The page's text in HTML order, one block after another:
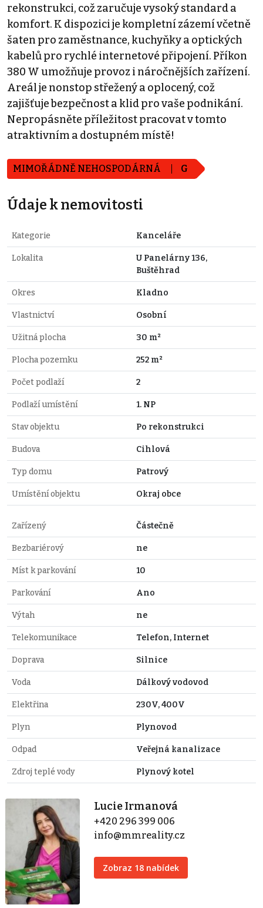
rekonstrukci, což zaručuje vysoký standard a
komfort. K dispozici je kompletní zázemí včetně
šaten pro zaměstnance, kuchyňky a optických
kabelů pro rychlé internetové připojení. Příkon
380 W umožňuje provoz i náročnějších zařízení.
Areál je nonstop střežený a oplocený, což
zajišťuje bezpečnost a klid pro vaše podnikání.
Nepropásněte příležitost pracovat v tomto
atraktivním a dostupném místě!
MIMOŘÁDNĚ NEHOSPODÁRNÁ G
Údaje k nemovitosti
Kategorie Kanceláře
Lokalita
U Panelárny 136,
Buštěhrad
Okres Kladno
Vlastnictví Osobní
Užitná plocha 30 m²
Plocha pozemku 252 m²
Počet podlaží 2
Podlaží umístění 1. NP
Stav objektu Po rekonstrukci
Budova Cihlová
Typ domu Patrový
Umístění objektu Okraj obce
Zařízený Částečně
Bezbariérový ne
Míst k parkování 10
Parkování Ano
Výtah ne
Telekomunikace Telefon, Internet
Doprava Silnice
Voda Dálkový vodovod
Elektřina 230V, 400V
Plyn Plynovod
Odpad Veřejná kanalizace
Zdroj teplé vody Plynový kotel
Lucie Irmanová
+420 296 399 006
info@mmreality.cz
Zobraz 18 nabídek